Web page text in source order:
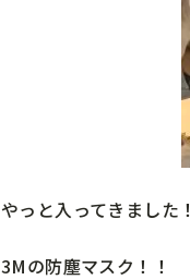
やっと入ってきました！
3Mの防塵マスク！！